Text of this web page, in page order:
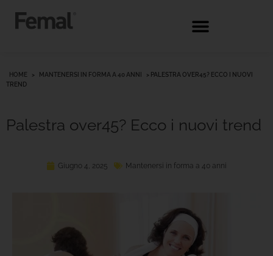
HOME > MANTENERSI IN FORMA A 40 ANNI > PALESTRA OVER45? ECCO I NUOVI
TREND
Palestra over45? Ecco i nuovi trend
Giugno 4, 2025 Mantenersi in forma a 40 anni